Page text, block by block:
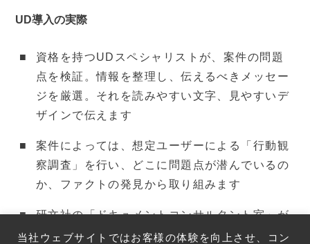
UD導入の実際
資格を持つUDスペシャリストが、案件の問題
点を検証。情報を整理し、伝えるべきメッセー
ジを厳選。それを読みやすい文字、見やすいデ
ザインで伝えます
案件によっては、想定ユーザーによる「行動観
察調査」を行い、どこに問題点が潜んでいるの
か、ファクトの発見から取り組みます
研文社の「ドキュメントコンサルタント室」が
トータルにUD導入のお手伝いをします
当社ウェブサイトではお客様の体験を向上させ、コン